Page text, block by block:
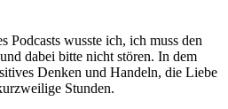
Podcasts wusste ich, ich muss den
dabei bitte nicht stören. In dem
Denken und Handeln, die Liebe
Stunden.